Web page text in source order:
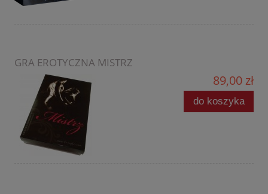
GRA EROTYCZNA MISTRZ
89,00 zł
do koszyka